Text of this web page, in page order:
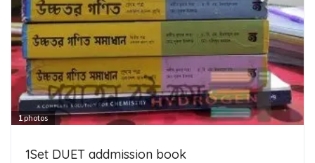
1photos
1Set DUET addmission book